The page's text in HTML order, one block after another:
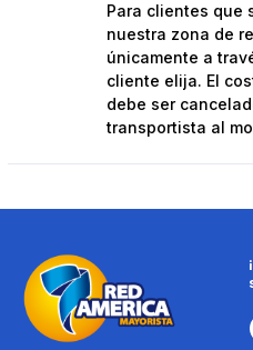
Para clientes que
nuestra zona de
únicamente a
cliente elija. El
debe ser
transportista al